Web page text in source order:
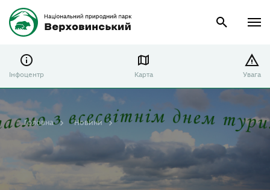
Інфоцентр Карта Увага
Головна Новини